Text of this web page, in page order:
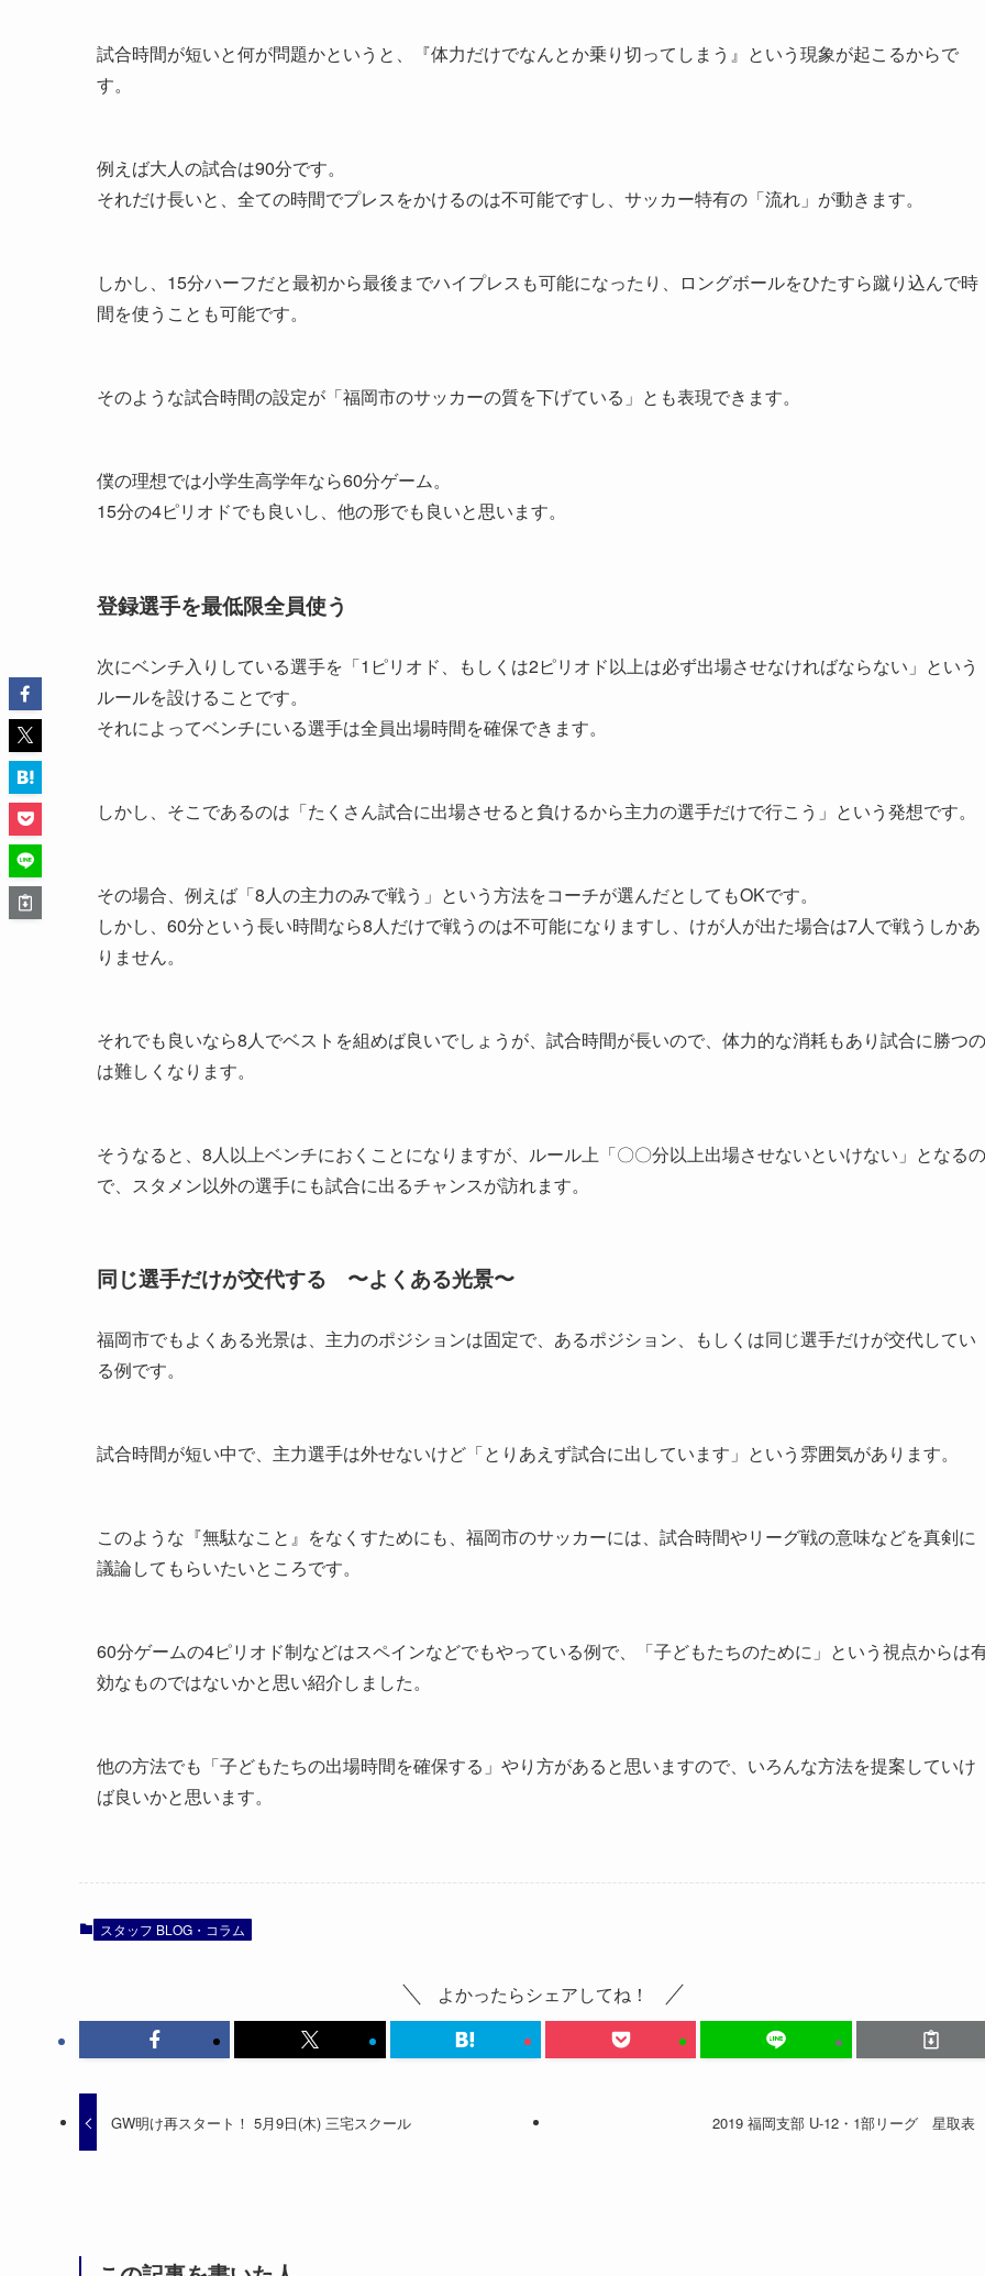
試合時間が短いと何が問題かというと、『体力だけでなんとか乗り切ってしまう』という現象が起こるからで
す。
例えば大人の試合は90分です。
それだけ長いと、全ての時間でプレスをかけるのは不可能ですし、サッカー特有の「流れ」が動きます。
しかし、15分ハーフだと最初から最後までハイプレスも可能になったり、ロングボールをひたすら蹴り込んで時
間を使うことも可能です。
そのような試合時間の設定が「福岡市のサッカーの質を下げている」とも表現できます。
僕の理想では小学生高学年なら60分ゲーム。
15分の4ピリオドでも良いし、他の形でも良いと思います。
登録選手を最低限全員使う
次にベンチ入りしている選手を「1ピリオド、もしくは2ピリオド以上は必ず出場させなければならない」という
ルールを設けることです。
それによってベンチにいる選手は全員出場時間を確保できます。
しかし、そこであるのは「たくさん試合に出場させると負けるから主力の選手だけで行こう」という発想です。
その場合、例えば「8人の主力のみで戦う」という方法をコーチが選んだとしてもOKです。
しかし、60分という長い時間なら8人だけで戦うのは不可能になりますし、けが人が出た場合は7人で戦うしかあ
りません。
それでも良いなら8人でベストを組めば良いでしょうが、試合時間が長いので、体力的な消耗もあり試合に勝つの
は難しくなります。
そうなると、8人以上ベンチにおくことになりますが、ルール上「〇〇分以上出場させないといけない」となるの
で、スタメン以外の選手にも試合に出るチャンスが訪れます。
同じ選手だけが交代する 〜よくある光景〜
福岡市でもよくある光景は、主力のポジションは固定で、あるポジション、もしくは同じ選手だけが交代してい
る例です。
試合時間が短い中で、主力選手は外せないけど「とりあえず試合に出しています」という雰囲気があります。
このような『無駄なこと』をなくすためにも、福岡市のサッカーには、試合時間やリーグ戦の意味などを真剣に
議論してもらいたいところです。
60分ゲームの4ピリオド制などはスペインなどでもやっている例で、「子どもたちのために」という視点からは
効なものではないかと思い紹介しました。
他の方法でも「子どもたちの出場時間を確保する」やり方があると思いますので、いろんな方法を提案していけ
ば良いかと思います。
スタッフ BLOG・コラム
よかったらシェアしてね！
GW明け再スタート！ 5月9日(木) 三宅スクール 2019 福岡支部 U-12・1部リーグ 星取表